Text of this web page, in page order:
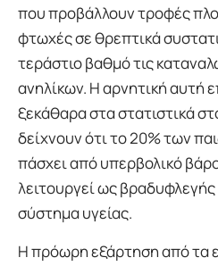
που προβάλλουν τροφές
φτωχές σε θρεπτικά
τεράστιο βαθμό τις
ανηλίκων. Η αρνητική αυτή
ξεκάθαρα στα στατιστικά
δείχνουν ότι το 20% των
πάσχει από υπερβολικό
λειτουργεί ως
σύστημα υγείας.
Η πρόωρη εξάρτηση από τα